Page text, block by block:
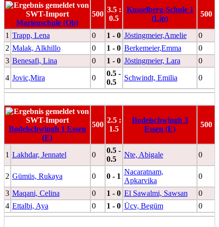
Marienschule (Ob)
500
3.5 :
0.5
Kusselberg-Schule 1
(Lip)
500
1 Trapp, Lena 0 1 - 0 Jöstingmeier,Amelie
0
2 Malak, Alkhillo 0 1 - 0 Berkemeier,Emma
0
3 Benesafi, Lina 0 1 - 0 Jöstingmeier, Lara 0
4 Jovic,Mira 0
0.5 -
0.5
Schwindt, Emilia 0
Bodelschwingh 1 Essen
(E)
500
2.5 :
1.5
Bodelschwingh 3
Essen (E)
500
1 Lakhdar, Jennatel 0
0.5 -
0.5
Nte, Abigale 0
2 Gümüs, Rukaya 0 0 - 1
Nacaratnam,
Apkarvika
0
3 Maqani, Celina 0 1 - 0 El Sawalmi, Sawsan
0
4 Ettalbi, Aya 0 1 - 0 Ücv, Begüm 0